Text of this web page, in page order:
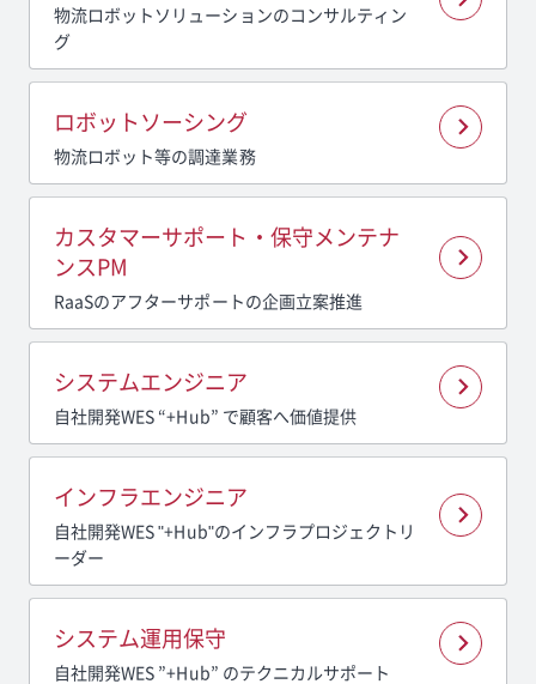
物流ロボットソリューションのコンサルティン
グ
ロボットソーシング
物流ロボット等の調達業務
カスタマーサポート・保守メンテナ
ンスPM
RaaSのアフターサポートの企画立案推進
システムエンジニア
自社開発WES “+Hub” で顧客へ価値提供
インフラエンジニア
自社開発WES "+Hub"のインフラプロジェクトリ
ーダー
システム運用保守
自社開発WES ”+Hub” のテクニカルサポート